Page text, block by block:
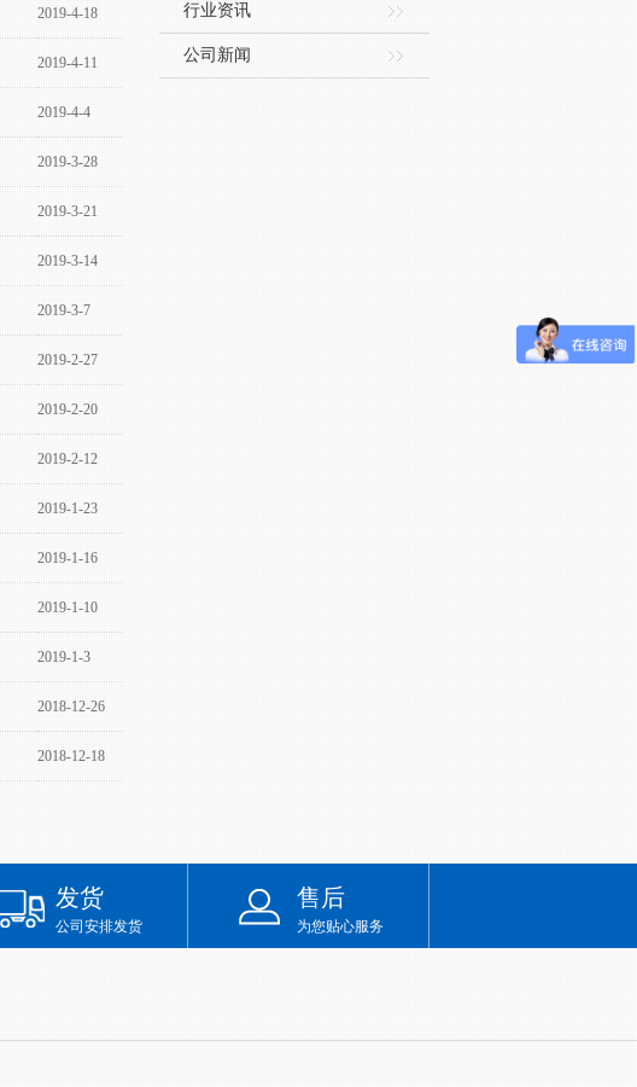
2019-4-18
2019-4-11
2019-4-4
2019-3-28
2019-3-21
2019-3-14
2019-3-7
2019-2-27
2019-2-20
2019-2-12
2019-1-23
2019-1-16
2019-1-10
2019-1-3
2018-12-26
2018-12-18
行业资讯
公司新闻
发货
公司安排发货
售后
为您贴心服务